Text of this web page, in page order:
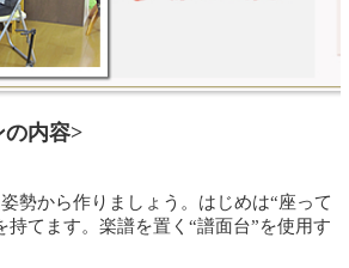
の内容>
勢から作りましょう。はじめは“座って
持てます。楽譜を置く“譜面台”を使用す